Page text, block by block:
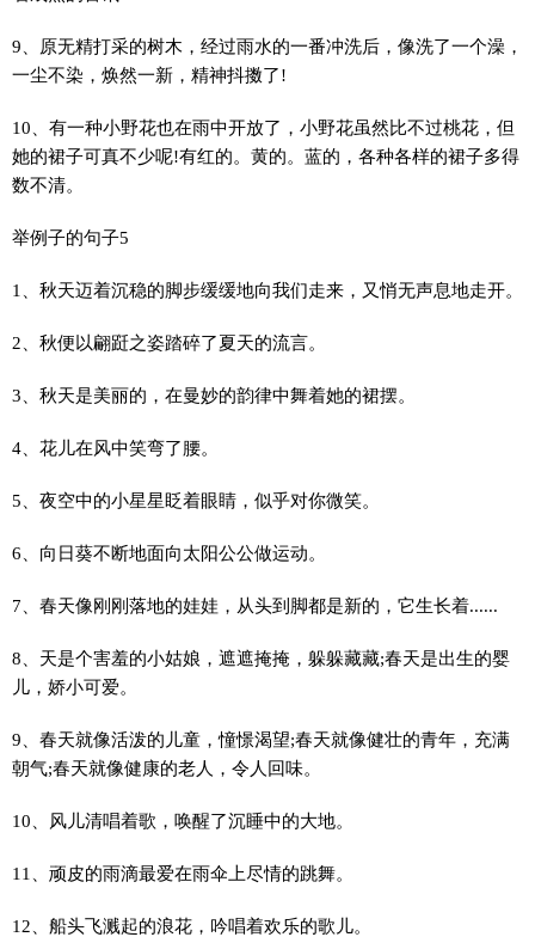
9、原无精打采的树木，经过雨水的一番冲洗后，像洗了一个澡，
一尘不染，焕然一新，精神抖擞了!
10、有一种小野花也在雨中开放了，小野花虽然比不过桃花，但
她的裙子可真不少呢!有红的。黄的。蓝的，各种各样的裙子多得
数不清。
举例子的句子5
1、秋天迈着沉稳的脚步缓缓地向我们走来，又悄无声息地走开。
2、秋便以翩跹之姿踏碎了夏天的流言。
3、秋天是美丽的，在曼妙的韵律中舞着她的裙摆。
4、花儿在风中笑弯了腰。
5、夜空中的小星星眨着眼睛，似乎对你微笑。
6、向日葵不断地面向太阳公公做运动。
7、春天像刚刚落地的娃娃，从头到脚都是新的，它生长着......
8、天是个害羞的小姑娘，遮遮掩掩，躲躲藏藏;春天是出生的婴
儿，娇小可爱。
9、春天就像活泼的儿童，憧憬渴望;春天就像健壮的青年，充满
朝气;春天就像健康的老人，令人回味。
10、风儿清唱着歌，唤醒了沉睡中的大地。
11、顽皮的雨滴最爱在雨伞上尽情的跳舞。
12、船头飞溅起的浪花，吟唱着欢乐的歌儿。